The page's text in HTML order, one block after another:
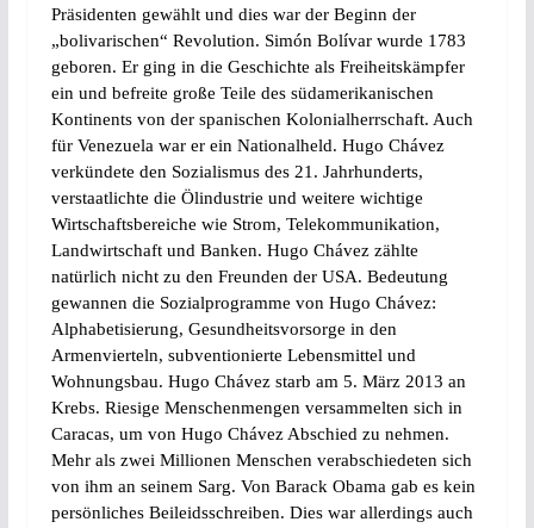
Präsidenten gewählt und dies war der Beginn der
„bolivarischen“ Revolution. Simón Bolívar wurde 1783
geboren. Er ging in die Geschichte als Freiheitskämpfer
ein und befreite große Teile des südamerikanischen
Kontinents von der spanischen Kolonialherrschaft. Auch
für Venezuela war er ein Nationalheld. Hugo Chávez
verkündete den Sozialismus des 21. Jahrhunderts,
verstaatlichte die Ölindustrie und weitere wichtige
Wirtschaftsbereiche wie Strom, Telekommunikation,
Landwirtschaft und Banken. Hugo Chávez zählte
natürlich nicht zu den Freunden der USA. Bedeutung
gewannen die Sozialprogramme von Hugo Chávez:
Alphabetisierung, Gesundheitsvorsorge in den
Armenvierteln, subventionierte Lebensmittel und
Wohnungsbau. Hugo Chávez starb am 5. März 2013 an
Krebs. Riesige Menschenmengen versammelten sich in
Caracas, um von Hugo Chávez Abschied zu nehmen.
Mehr als zwei Millionen Menschen verabschiedeten sich
von ihm an seinem Sarg. Von Barack Obama gab es kein
persönliches Beileidsschreiben. Dies war allerdings auch